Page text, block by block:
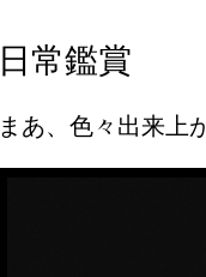
日常鑑賞
まあ、色々出来上